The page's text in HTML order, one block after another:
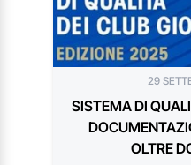
29
SISTEMA DI
OLTRE